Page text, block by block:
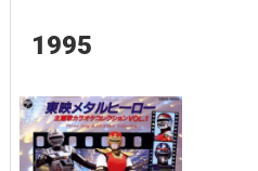
1995